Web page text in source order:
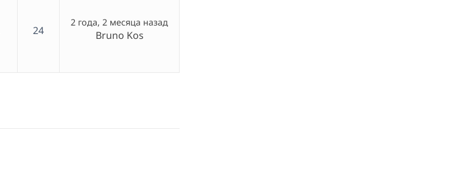
24
2 года, 2 месяца назад
Bruno Kos